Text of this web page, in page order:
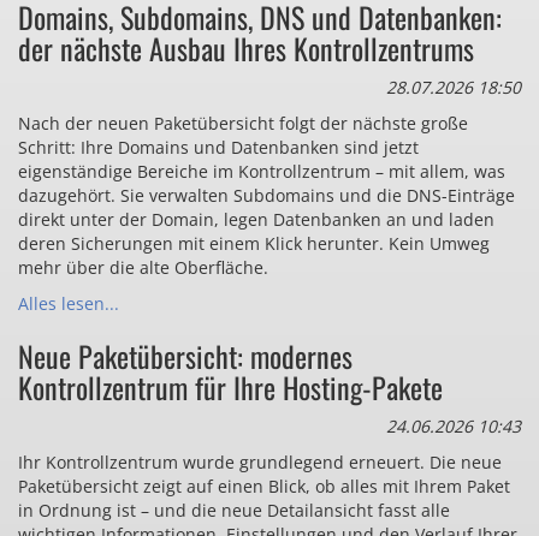
Domains, Subdomains, DNS und Datenbanken:
der nächste Ausbau Ihres Kontrollzentrums
28.07.2026 18:50
Nach der neuen Paketübersicht folgt der nächste große
Schritt: Ihre Domains und Datenbanken sind jetzt
eigenständige Bereiche im Kontrollzentrum – mit allem, was
dazugehört. Sie verwalten Subdomains und die DNS-Einträge
direkt unter der Domain, legen Datenbanken an und laden
deren Sicherungen mit einem Klick herunter. Kein Umweg
mehr über die alte Oberfläche.
Alles lesen...
Neue Paketübersicht: modernes
Kontrollzentrum für Ihre Hosting-Pakete
24.06.2026 10:43
Ihr Kontrollzentrum wurde grundlegend erneuert. Die neue
Paketübersicht zeigt auf einen Blick, ob alles mit Ihrem Paket
in Ordnung ist – und die neue Detailansicht fasst alle